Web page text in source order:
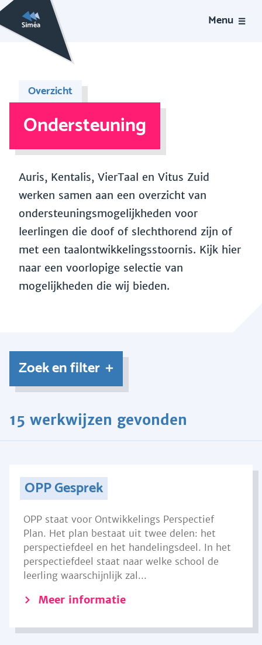
Menu
Overzicht
Ondersteuning
Auris, Kentalis, VierTaal en Vitus Zuid
werken samen aan een overzicht van
ondersteuningsmogelijkheden voor
leerlingen die doof of slechthorend zijn of
met een taalontwikkelingsstoornis. Kijk hier
naar een voorlopige selectie van
mogelijkheden die wij bieden.
Zoek en filter
15 werkwijzen gevonden
OPP Gesprek
OPP staat voor Ontwikkelings Perspectief
Plan. Het plan bestaat uit twee delen: het
perspectiefdeel en het handelingsdeel. In het
perspectiefdeel staat naar welke school de
leerling waarschijnlijk zal...
Meer informatie